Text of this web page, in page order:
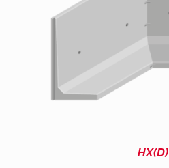
HX(D)